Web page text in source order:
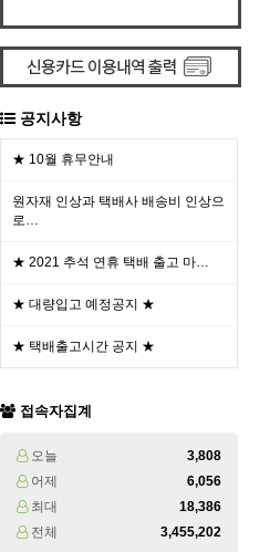
공지사항
★ 10월 휴무안내
원자재 인상과 택배사 배송비 인상으
로…
★ 2021 추석 연휴 택배 출고 마…
★ 대량입고 예정공지 ★
★ 택배출고시간 공지 ★
접속자집계
오늘
3,808
어제
6,056
최대
18,386
전체
3,455,202